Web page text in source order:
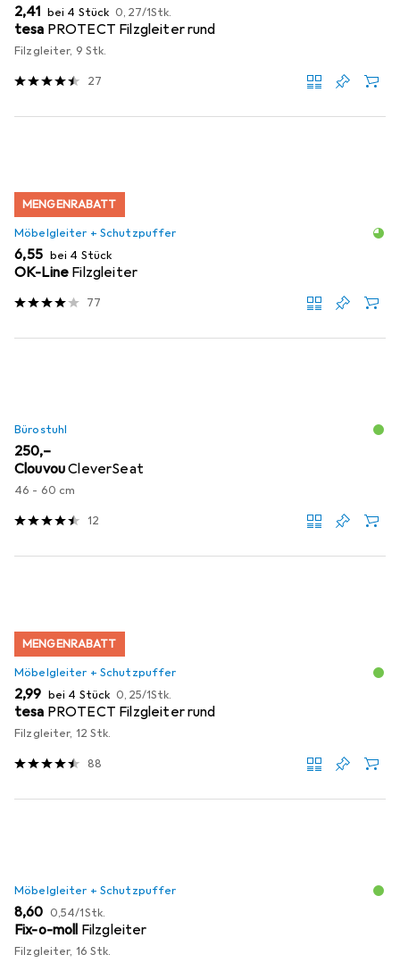
EUR
2,41 bei 4 Stück EUR
0,27/1Stk.
tesa PROTECT Filzgleiter rund
Filzgleiter, 9 Stk.
27
MENGENRABATT
Möbelgleiter + Schutzpuffer
EUR
6,55 bei 4 Stück
OK-Line Filzgleiter
77
Bürostuhl
EUR
250,–
ClouvouCleverSeat
46 - 60 cm
12
MENGENRABATT
Möbelgleiter + Schutzpuffer
EUR
2,99 bei 4 Stück EUR
0,25/1Stk.
tesa PROTECT Filzgleiter rund
Filzgleiter, 12 Stk.
88
Möbelgleiter + Schutzpuffer
EUR
8,60 EUR
0,54/1Stk.
Fix-o-moll Filzgleiter
Filzgleiter, 16 Stk.